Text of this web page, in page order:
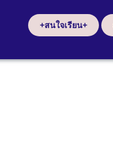
+สนใจเรียน+